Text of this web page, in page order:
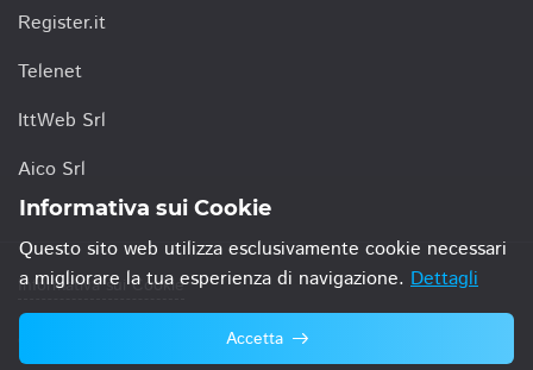
Register.it
Telenet
IttWeb Srl
Aico Srl
Informativa sui Cookie
© 2021 TIM San Marino S.p.A.
Informativa sui Cookie
Questo sito web utilizza esclusivamente cookie necessari
a migliorare la tua esperienza di navigazione. Dettagli
Accetta